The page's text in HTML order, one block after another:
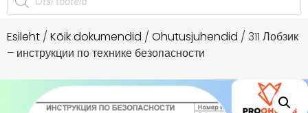
Esileht / Kõik dokumendid / Ohutusjuhendid / 311 Лобзик
– инструкции по технике безопасности